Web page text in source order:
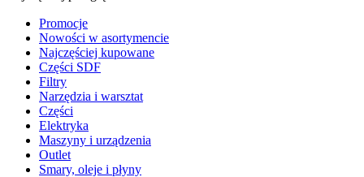
Promocje
Nowości w asortymencie
Najczęściej kupowane
Części SDF
Filtry
Narzędzia i warsztat
Części
Elektryka
Maszyny i urządzenia
Outlet
Smary, oleje i płyny